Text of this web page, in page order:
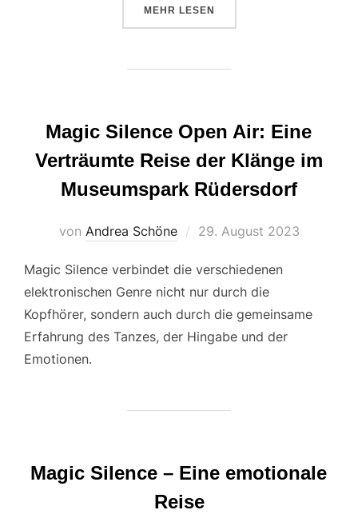
MEHR ÜBER „MAGIC SILENCE 2023:
LESEN
Magic Silence Open Air: Eine
Verträumte Reise der Klänge im
Museumspark Rüdersdorf
von Andrea Schöne
Veröffentlicht
29. August 2023
Magic Silence verbindet die verschiedenen
elektronischen Genre nicht nur durch die
Kopfhörer, sondern auch durch die gemeinsame
Erfahrung des Tanzes, der Hingabe und der
Emotionen.
Magic Silence – Eine emotionale
Reise